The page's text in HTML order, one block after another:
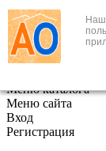
+7 (495) 646-888-1
В корзине
Меню каталога
Меню сайта
Вход
Регистрация